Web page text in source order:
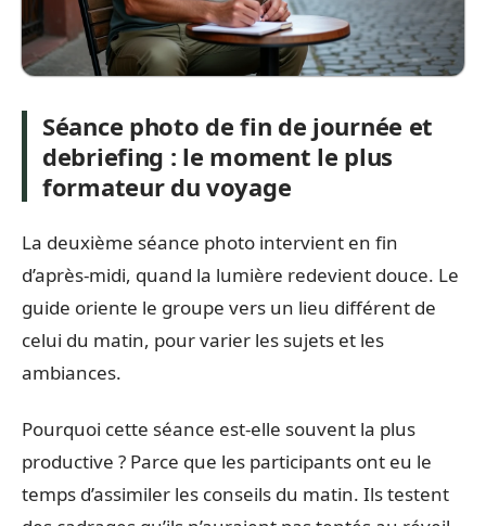
Séance photo de fin de journée et
debriefing : le moment le plus
formateur du voyage
La deuxième séance photo intervient en fin
d’après-midi, quand la lumière redevient douce. Le
guide oriente le groupe vers un lieu différent de
celui du matin, pour varier les sujets et les
ambiances.
Pourquoi cette séance est-elle souvent la plus
productive ? Parce que les participants ont eu le
temps d’assimiler les conseils du matin. Ils testent